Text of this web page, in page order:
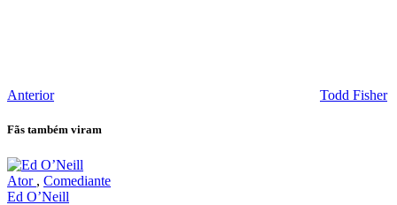
Anterior Todd Fisher
Fãs também viram
Ator , Comediante
Ed O’Neill